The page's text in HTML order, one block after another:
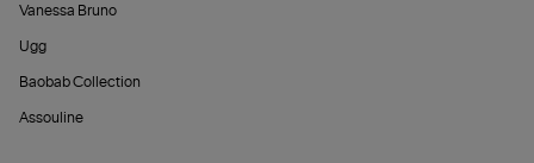
Vanessa Bruno
Ugg
Baobab Collection
Assouline